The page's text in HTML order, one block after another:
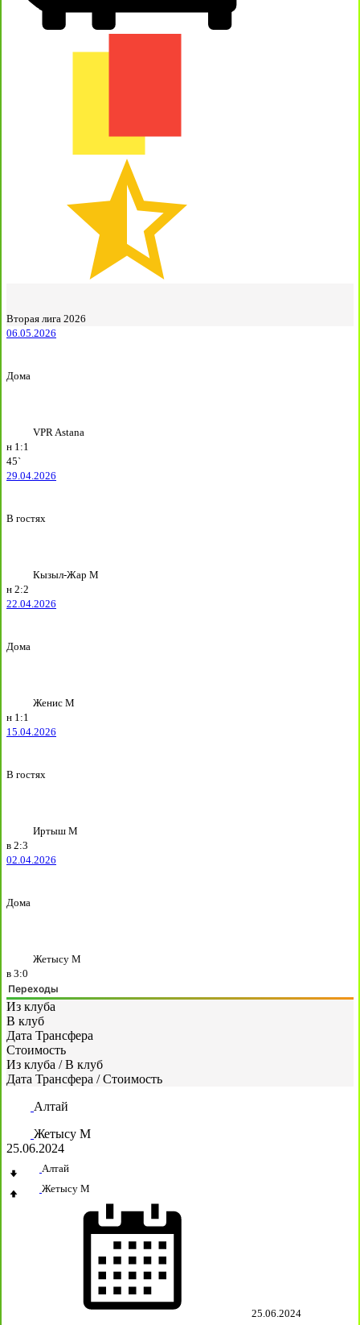
Вторая лига 2026
06.05.2026
Дома
VPR Astana
н 1:1
45`
29.04.2026
В гостях
Кызыл-Жар М
н 2:2
22.04.2026
Дома
Женис М
н 1:1
15.04.2026
В гостях
Иртыш М
в 2:3
02.04.2026
Дома
Жетысу М
в 3:0
Переходы
Из клуба
В клуб
Дата Трансфера
Стоимость
Из клуба / В клуб
Дата Трансфера / Стоимость
Алтай
Жетысу М
25.06.2024
Алтай
Жетысу М
25.06.2024